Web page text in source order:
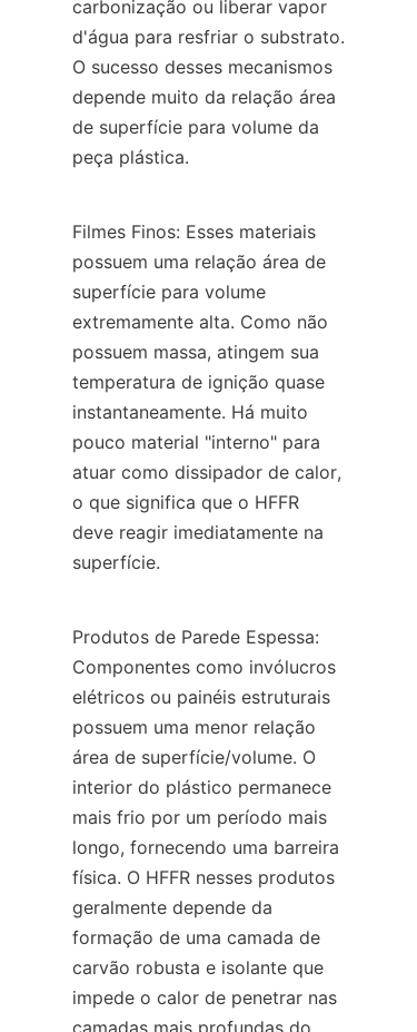
carbonização ou liberar vapor
d'água para resfriar o substrato.
O sucesso desses mecanismos
depende muito da relação área
de superfície para volume da
peça plástica.
Filmes Finos: Esses materiais
possuem uma relação área de
superfície para volume
extremamente alta. Como não
possuem massa, atingem sua
temperatura de ignição quase
instantaneamente. Há muito
pouco material "interno" para
atuar como dissipador de calor,
o que significa que o HFFR
deve reagir imediatamente na
superfície.
Produtos de Parede Espessa:
Componentes como invólucros
elétricos ou painéis estruturais
possuem uma menor relação
área de superfície/volume. O
interior do plástico permanece
mais frio por um período mais
longo, fornecendo uma barreira
física. O HFFR nesses produtos
geralmente depende da
formação de uma camada de
carvão robusta e isolante que
impede o calor de penetrar nas